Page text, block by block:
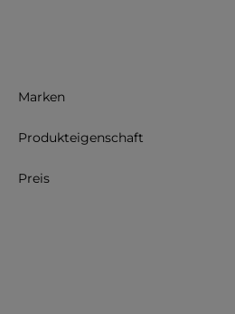
Marken
Produkteigenschaft
Preis